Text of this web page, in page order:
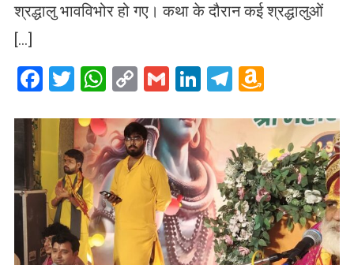
श्रद्धालु भावविभोर हो गए। कथा के दौरान कई श्रद्धालुओं
[…]
Facebook
Twitter
WhatsApp
CopyGmailLinkedIn
Telegram
List